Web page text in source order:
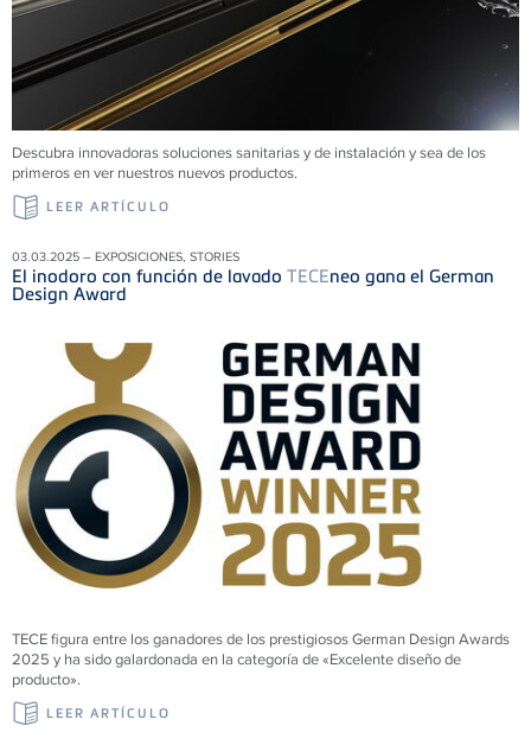
Descubra innovadoras soluciones sanitarias y de instalación y sea de los
primeros en ver nuestros nuevos productos.
LEER ARTÍCULO
03.03.2025 – EXPOSICIONES, STORIES
El inodoro con función de lavado TECEneo gana el German
Design Award
TECE figura entre los ganadores de los prestigiosos German Design Awards
2025 y ha sido galardonada en la categoría de «Excelente diseño de
producto».
LEER ARTÍCULO